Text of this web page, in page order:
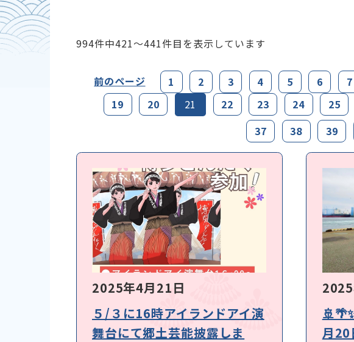
994件中421～441件目を表示しています
前のページ 1 2 3 4 5 6 7
19
20 21 22 23 24 25
37
38 39
2025年4月21日
５/３に16時アイランドアイ演
舞台にて郷土芸能披露しま
月20